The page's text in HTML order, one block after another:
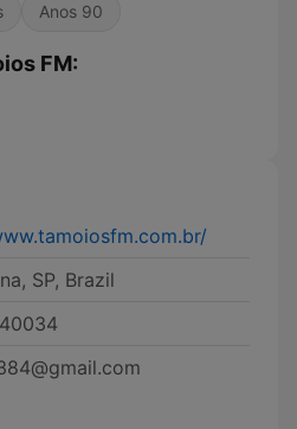
Anos 90
FM:
SP, Brazil